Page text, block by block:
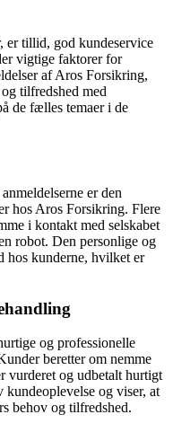
er tillid, god kundeservice
vigtige faktorer for
af Aros Forsikring,
tilfredshed med
de fælles temaer i de
er den
hos Aros Forsikring. Flere
i kontakt med selskabet
robot. Den personlige og
hos kunderne, hvilket er
og professionelle
beretter om nemme
vurderet og udbetalt hurtigt
og viser, at
behov og tilfredshed.